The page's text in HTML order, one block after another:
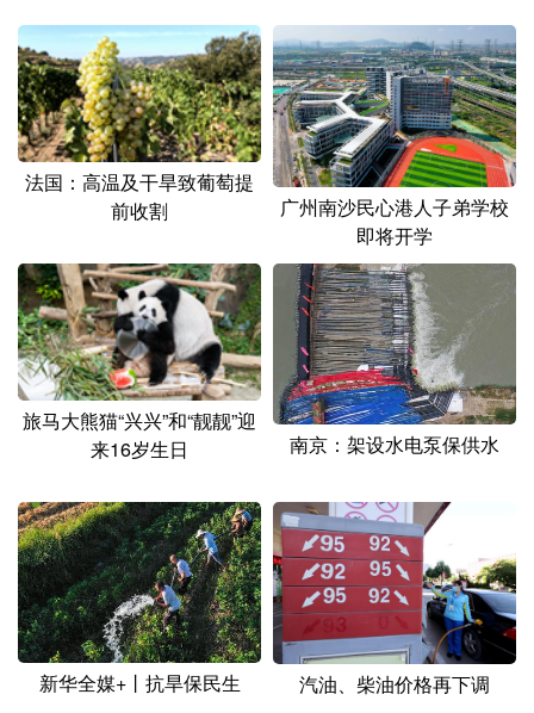
Русский язык 日本語 한국어
Deutsch Português
法国：高温及干旱致葡萄提
前收割
广州南沙民心港人子弟学校
即将开学
旅马大熊猫“兴兴”和“靓靓”迎
来16岁生日
南京：架设水电泵保供水
新华全媒+丨抗旱保民生 汽油、柴油价格再下调